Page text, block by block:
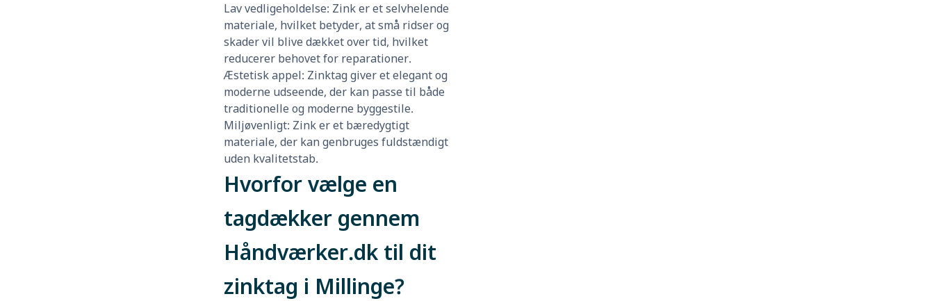
Lav vedligeholdelse: Zink er et selvhelende
materiale, hvilket betyder, at små ridser og
skader vil blive dækket over tid, hvilket
reducerer behovet for reparationer.
Æstetisk appel: Zinktag giver et elegant og
moderne udseende, der kan passe til både
traditionelle og moderne byggestile.
Miljøvenligt: Zink er et bæredygtigt
materiale, der kan genbruges fuldstændigt
uden kvalitetstab.
Hvorfor vælge en
tagdækker gennem
Håndværker.dk til dit
zinktag i Millinge?